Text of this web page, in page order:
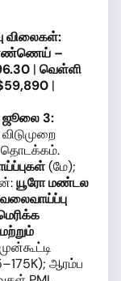
விலைகள்:
எண்ணெய் –
| வெள்ளி
|
ஜூலை 3:
தொடக்கம்.
(மே);
யூரோ மண்டல
ஆரம்ப